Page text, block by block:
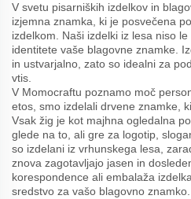
V svetu pisarniških izdelkov in
izjemna znamka, ki je posvečena
izdelkom. Naši izdelki iz lesa niso
identitete vaše blagovne znamke.
in ustvarjalno, zato so idealni za
vtis.
V Momocraftu poznamo moč
etos, smo izdelali drvene znamke,
Vsak žig je kot majhna ogledalna
glede na to, ali gre za logotip,
so izdelani iz vrhunskega lesa,
znova zagotavljajo jasen in
korespondence ali embalaža
sredstvo za vašo blagovno znamko.